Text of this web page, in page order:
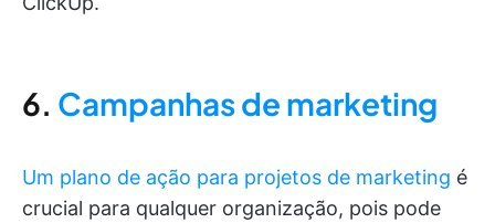
6. Campanhas de marketing
Um plano de ação para projetos de marketing é
crucial para qualquer organização, pois pode